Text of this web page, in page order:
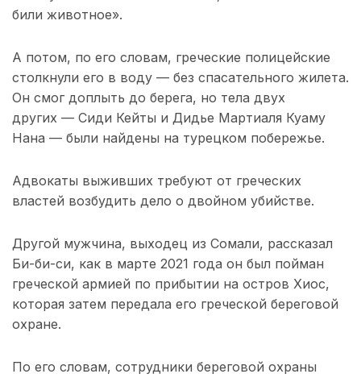
били животное».
А потом, по его словам, греческие полицейские
столкнули его в воду — без спасательного жилета.
Он смог доплыть до берега, но тела двух
других — Сиди Кейты и Дидье Мартиаля Куаму
Нана — были найдены на турецком побережье.
Адвокаты выживших требуют от греческих
властей возбудить дело о двойном убийстве.
Другой мужчина, выходец из Сомали, рассказал
Би-би-си, как в марте 2021 года он был пойман
греческой армией по прибытии на остров Хиос,
которая затем передала его греческой береговой
охране.
По его словам, сотрудники береговой охраны